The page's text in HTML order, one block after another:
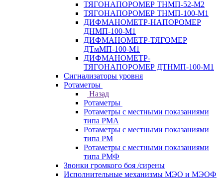
ТЯГОНАПОРОМЕР ТНМП-52-М2
ТЯГОНАПОРОМЕР ТНМП-100-М1
ДИФМАНОМЕТР-НАПОРОМЕР
ДНМП-100-М1
ДИФМАНОМЕТР-ТЯГОМЕР
ДТмМП-100-М1
ДИФМАНОМЕТР-
ТЯГОНАПОРОМЕР ДТНМП-100-М1
Сигнализаторы уровня
Ротаметры
Назад
Ротаметры
Ротаметры с местными показаниями
типа РМА
Ротаметры с местными показаниями
типа РМ
Ротаметры с местными показаниями
типа РМФ
Звонки громкого боя /сирены
Исполнительные механизмы МЭО и МЭОФ